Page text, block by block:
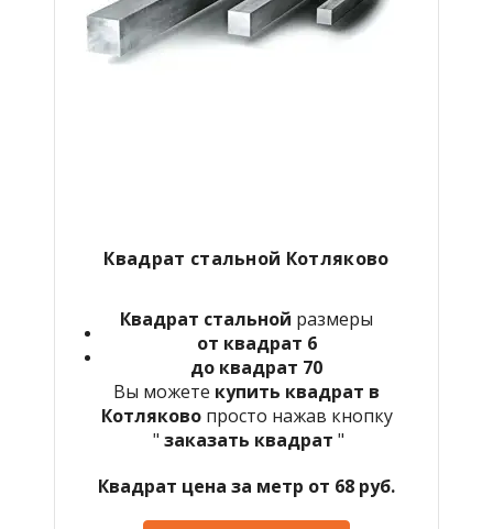
Квадрат стальной Котляково
Квадрат стальной размеры
от квадрат 6
до квадрат 70
Вы можете купить квадрат в
Котляково просто нажав кнопку
" заказать квадрат "
Квадрат цена за метр от 68 руб.